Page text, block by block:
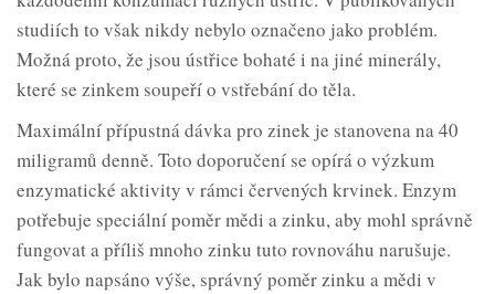
studiích to však nikdy nebylo označeno jako problém.
Možná proto, že jsou ústřice bohaté i na jiné minerály,
které se zinkem soupeří o vstřebání do těla.
Maximální přípustná dávka pro zinek je stanovena na 40
miligramů denně. Toto doporučení se opírá o výzkum
enzymatické aktivity v rámci červených krvinek. Enzym
potřebuje speciální poměr mědi a zinku, aby mohl správně
fungovat a příliš mnoho zinku tuto rovnováhu narušuje.
Jak bylo napsáno výše, správný poměr zinku a mědi v